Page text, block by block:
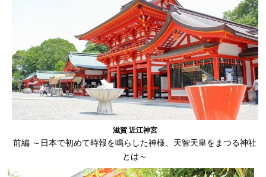
滋賀 近江神宮
前編 ～日本で初めて時報を鳴らした神様、天智天皇をまつる神社
とは～